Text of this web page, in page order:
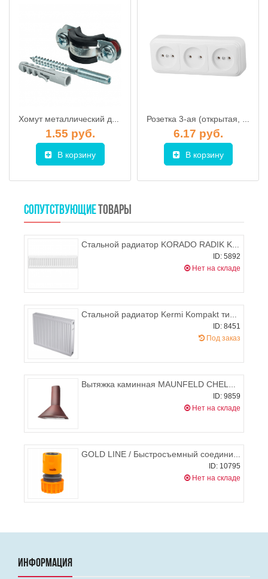
Хомут металлический для труб (КТР) 1/2"(20-24)
1.55 руб.
В корзину
Розетка 3-ая (открытая, б/з) белая, Стандарт, Юпитер, арт. JP7410-09
6.17 руб.
В корзину
СОПУТСТВУЮЩИЕ ТОВАРЫ
Стальной радиатор KORADO RADIK KLASIK 22 200x1100 (боковое подключение), 714-1090 Вт
ID: 5892
Нет на складе
Стальной радиатор Kermi Kompakt тип 12 900x2000
ID: 8451
Под заказ
Вытяжка каминная MAUNFELD CHELSEA 60 (медный цвет+матовое золото)
ID: 9859
Нет на складе
GOLD LINE / Быстросъемный соединитель 3/4", Bradas GL5819
ID: 10795
Нет на складе
ИНФОРМАЦИЯ